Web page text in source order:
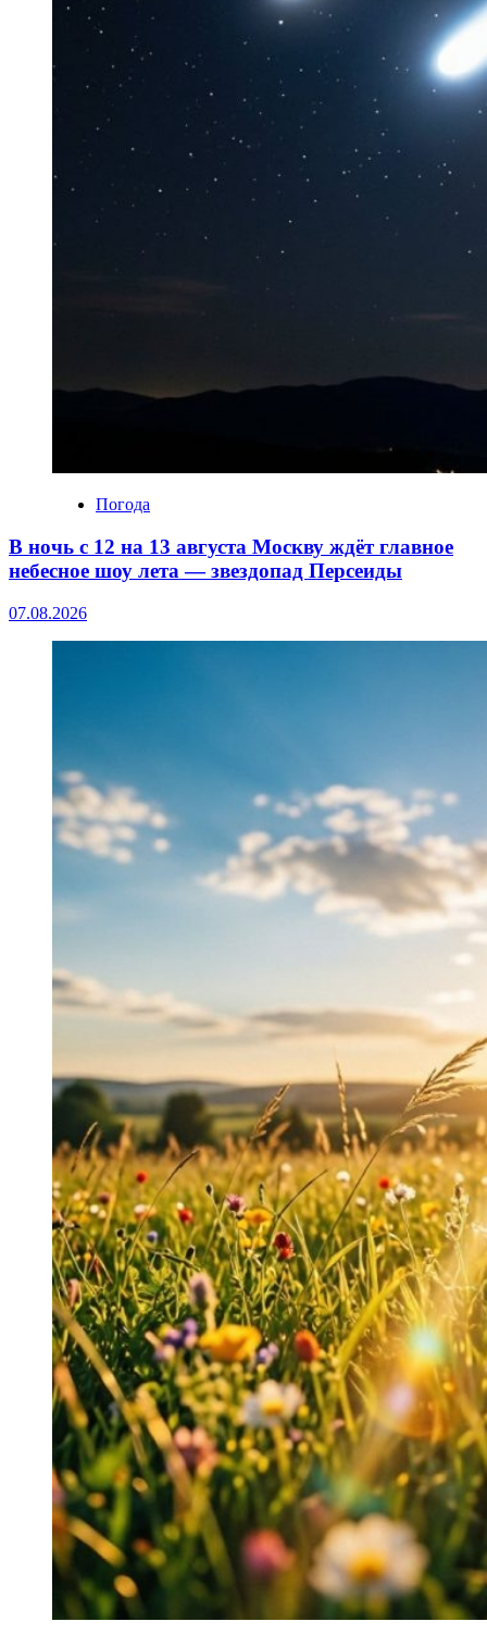
Погода
В ночь с 12 на 13 августа Москву ждёт главное
небесное шоу лета — звездопад Персеиды
07.08.2026